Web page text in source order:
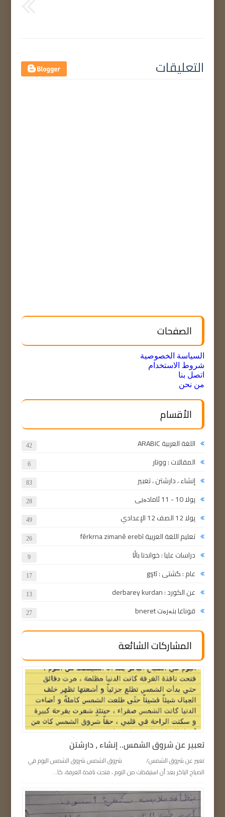
التعليقات
الصفحات
السياسة الخصوصية
شروط الاستخدام
اتصل بنا
من نحن
الأقسام
اللغة العربية ARABIC 42
المقالات : ووتار 6
إنشاء ، دارشتن ، تعبير 83
پولا 10 - 11 ئامادەیی 28
پولا 12 الصف 12 الإعدادي 49
تعليم اللغة العربية fêrkrna zimanê erebî 26
دراسات عليا : خواندنا باڵا 9
عام : گشتی : gştî 17
عن الكورد : derbarey kurdan 13
قوناغا بنەرەت bneret 27
المشاركات الشائعة
تعبير عن شروق الشمس.. إنشاء ، دارشتن
تعبير عن شروق الشمس/ شروق الشمس شروق الشمس اليوم في
الصباح الباكر بعد أن استيقظت من النوم ، فتحت نافذة الغرفة، كا...